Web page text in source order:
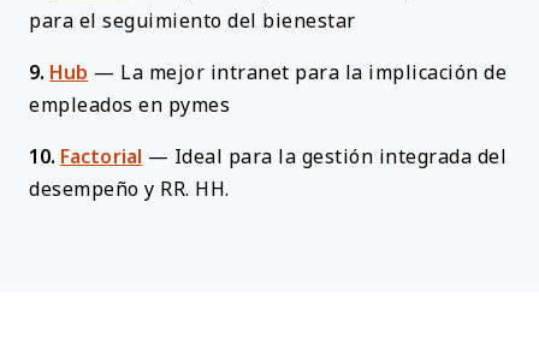
para el seguimiento del bienestar
9. Hub — La mejor intranet para la implicación de
empleados en pymes
10. Factorial — Ideal para la gestión integrada del
desempeño y RR. HH.